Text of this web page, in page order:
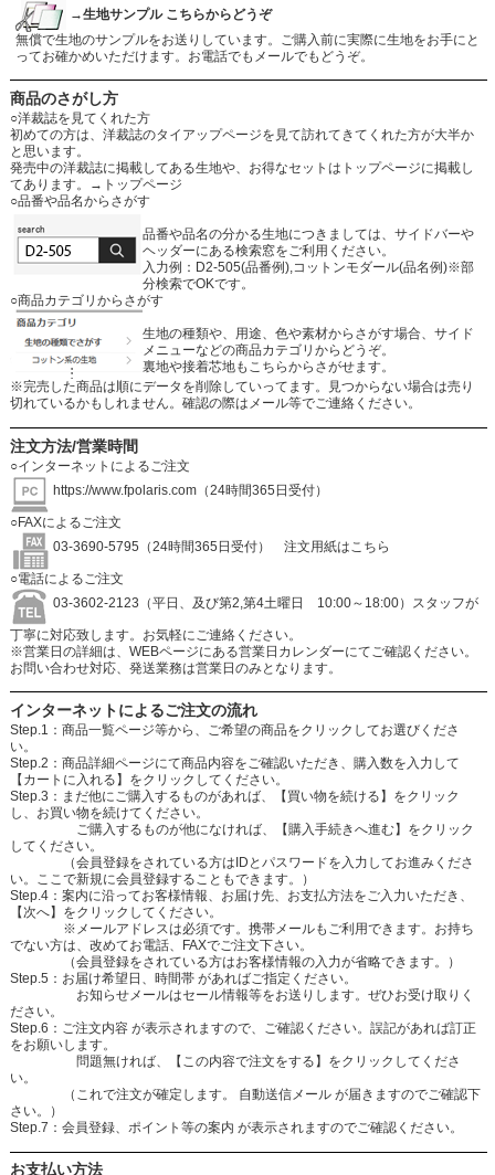
→生地サンプル こちらからどうぞ
無償で生地のサンプルをお送りしています。ご購入前に実際に生地をお手にと
ってお確かめいただけます。お電話でもメールでもどうぞ。
商品のさがし方
○洋裁誌を見てくれた方
初めての方は、洋裁誌のタイアップページを見て訪れてきてくれた方が大半か
と思います。
発売中の洋裁誌に掲載してある生地や、お得なセットはトップページに掲載し
てあります。
→トップページ
○品番や品名からさがす
品番や品名の分かる生地につきましては、サイドバーや
ヘッダーにある検索窓をご利用ください。
入力例：D2-505(品番例),コットンモダール(品名例)※部
分検索でOKです。
○商品カテゴリからさがす
生地の種類や、用途、色や素材からさがす場合、サイド
メニューなどの商品カテゴリからどうぞ。
裏地や接着芯地もこちらからさがせます。
※完売した商品は順にデータを削除していってます。見つからない場合は売り
切れているかもしれません。確認の際はメール等でご連絡ください。
注文方法/営業時間
○インターネットによるご注文
https://www.fpolaris.com（24時間365日受付）
○FAXによるご注文
03-3690-5795（24時間365日受付）
注文用紙はこちら
○電話によるご注文
03-3602-2123（平日、及び第2,第4土曜日 10:00～18:00）スタッフが
丁寧に対応致します。お気軽にご連絡ください。
※営業日の詳細は、WEBページにある営業日カレンダーにてご確認ください。
お問い合わせ対応、発送業務は営業日のみとなります。
インターネットによるご注文の流れ
Step.1：商品一覧ページ等から、ご希望の商品をクリックしてお選びくださ
い。
Step.2：商品詳細ページにて商品内容をご確認いただき、購入数を入力して
【カートに入れる】をクリックしてください。
Step.3：まだ他にご購入するものがあれば、【買い物を続ける】をクリック
し、お買い物を続けてください。
ご購入するものが他になければ、【購入手続きへ進む】をクリック
してください。
（会員登録をされている方はIDとパスワードを入力してお進みくださ
い。ここで新規に会員登録することもできます。）
Step.4：案内に沿ってお客様情報、お届け先、お支払方法をご入力いただき、
【次へ】をクリックしてください。
※メールアドレスは必須です。携帯メールもご利用できます。お持ち
でない方は、改めてお電話、FAXでご注文下さい。
（会員登録をされている方はお客様情報の入力が省略できます。）
Step.5：お届け希望日、時間帯 があればご指定ください。
お知らせメールはセール情報等をお送りします。ぜひお受け取りく
ださい。
Step.6：ご注文内容 が表示されますので、ご確認ください。誤記があれば訂正
をお願いします。
問題無ければ、【この内容で注文をする】をクリックしてくださ
い。
（これで注文が確定します。 自動送信メール が届きますのでご確認下
さい。）
Step.7：会員登録、ポイント等の案内 が表示されますのでご確認ください。
お支払い方法